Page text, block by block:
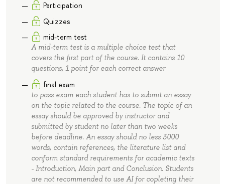
Participation
Quizzes
mid-term test
A mid-term test is a multiple choice test that
covers the first part of the course. It contains 10
questions, 1 point for each correct answer
final exam
to pass exam each student has to submit an essay
on the topic related to the course. The topic of an
essay should be approved by instructor and
submitted by student no later than two weeks
before deadline. An essay should no less 3000
words, contain references, the literature list and
conform standard requirements for academic texts
- Introduction, Main part and Conclusion. Students
are not recommended to use AI for copleting their